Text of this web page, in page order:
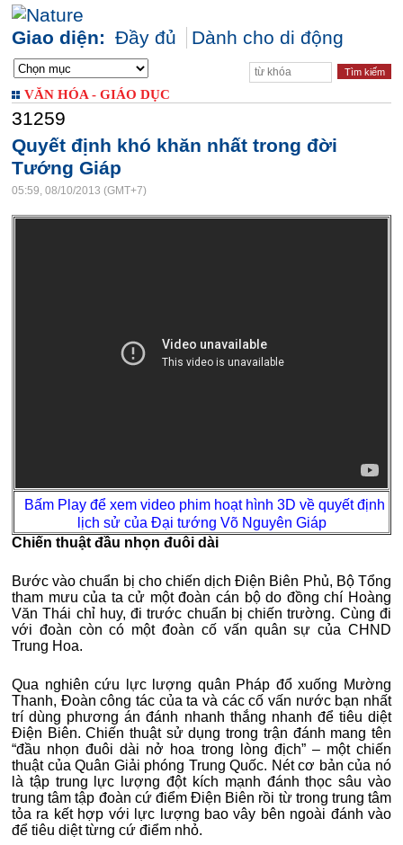
Giao diện: Đầy đủ Dành cho di động
VĂN HÓA - GIÁO DỤC
31259
Quyết định khó khăn nhất trong đời
Tướng Giáp
05:59, 08/10/2013 (GMT+7)
Bấm Play để xem video phim hoạt hình 3D về quyết định
lịch sử của Đại tướng Võ Nguyên Giáp
Chiến thuật đầu nhọn đuôi dài
Bước vào chuẩn bị cho chiến dịch Điện Biên Phủ, Bộ Tổng
tham mưu của ta cử một đoàn cán bộ do đồng chí Hoàng
Văn Thái chỉ huy, đi trước chuẩn bị chiến trường. Cùng đi
với đoàn còn có một đoàn cố vấn quân sự của CHND
Trung Hoa.
Qua nghiên cứu lực lượng quân Pháp đổ xuống Mường
Thanh, Đoàn công tác của ta và các cố vấn nước bạn nhất
trí dùng phương án đánh nhanh thắng nhanh để tiêu diệt
Điện Biên. Chiến thuật sử dụng trong trận đánh mang tên
“đầu nhọn đuôi dài nở hoa trong lòng địch” – một chiến
thuật của Quân Giải phóng Trung Quốc. Nét cơ bản của nó
là tập trung lực lượng đột kích mạnh đánh thọc sâu vào
trung tâm tập đoàn cứ điểm Điện Biên rồi từ trong trung tâm
tỏa ra kết hợp với lực lượng bao vây bên ngoài đánh vào
để tiêu diệt từng cứ điểm nhỏ.